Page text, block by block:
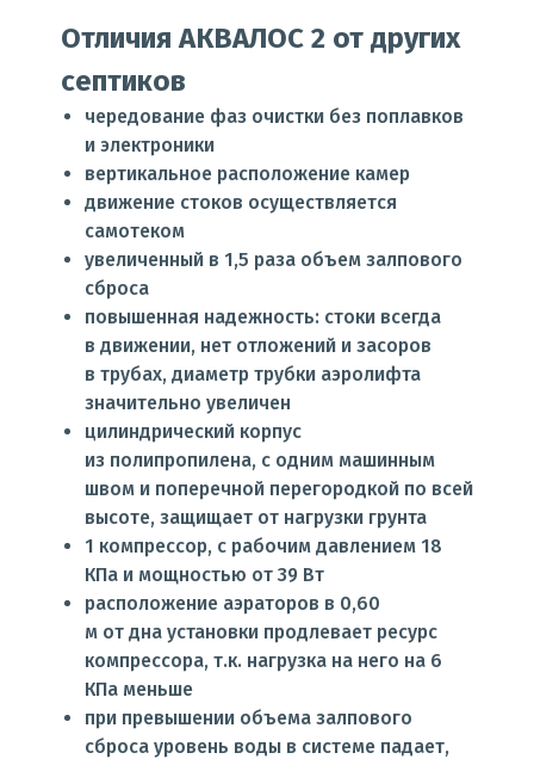
Отличия АКВАЛОС 2 от других
септиков
чередование фаз очистки без поплавков
и электроники
вертикальное расположение камер
движение стоков осуществляется
самотеком
увеличенный в 1,5 раза объем залпового
сброса
повышенная надежность: стоки всегда
в движении, нет отложений и засоров
в трубах, диаметр трубки аэролифта
значительно увеличен
цилиндрический корпус
из полипропилена, с одним машинным
швом и поперечной перегородкой по всей
высоте, защищает от нагрузки грунта
1 компрессор, с рабочим давлением 18
КПа и мощностью от 39 Вт
расположение аэраторов в 0,60
м от дна установки продлевает ресурс
компрессора, т.к. нагрузка на него на 6
КПа меньше
при превышении объема залпового
сброса уровень воды в системе падает,